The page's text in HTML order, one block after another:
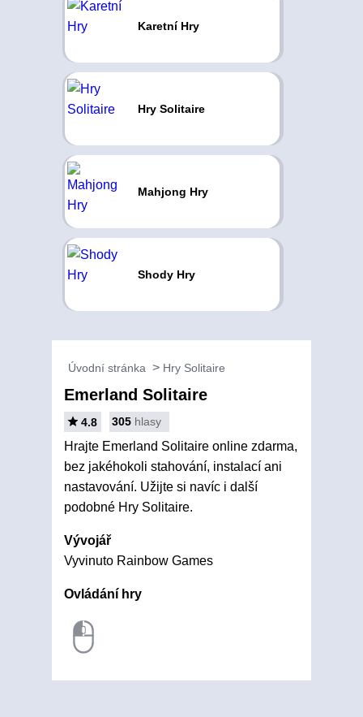
Karetní Hry
Hry Solitaire
Mahjong Hry
Shody Hry
Úvodní stránka Hry Solitaire
Emerland Solitaire
4.8 305 hlasy
Hrajte Emerland Solitaire online zdarma,
bez jakéhokoli stahování, instalací ani
nastavování. Užijte si navíc i další
podobné Hry Solitaire.
Vývojář
Vyvinuto Rainbow Games
Ovládání hry